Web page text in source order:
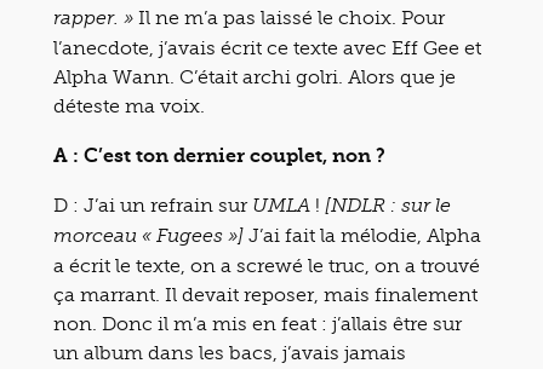
rapper. » Il ne m’a pas laissé le choix. Pour
l’anecdote, j’avais écrit ce texte avec Eff Gee et
Alpha Wann. C’était archi golri. Alors que je
déteste ma voix.
A : C’est ton dernier couplet, non ?
D : J’ai un refrain sur UMLA ! [NDLR : sur le
morceau « Fugees »] J’ai fait la mélodie, Alpha
a écrit le texte, on a screwé le truc, on a trouvé
ça marrant. Il devait reposer, mais finalement
non. Donc il m’a mis en feat : j’allais être sur
un album dans les bacs, j’avais jamais